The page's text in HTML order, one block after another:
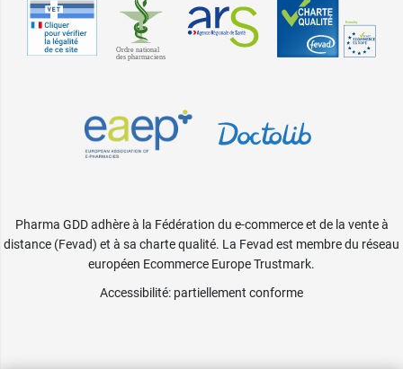
Pharma GDD adhère à la Fédération du e-commerce et de la vente à
distance (Fevad) et à sa charte qualité. La Fevad est membre du réseau
européen Ecommerce Europe Trustmark.
Accessibilité: partiellement conforme